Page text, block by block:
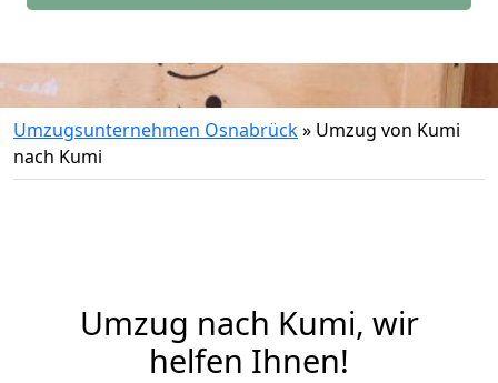
Umzugsunternehmen Osnabrück» Umzug von Kumi
nach Kumi
Umzug nach Kumi, wir
helfen Ihnen!